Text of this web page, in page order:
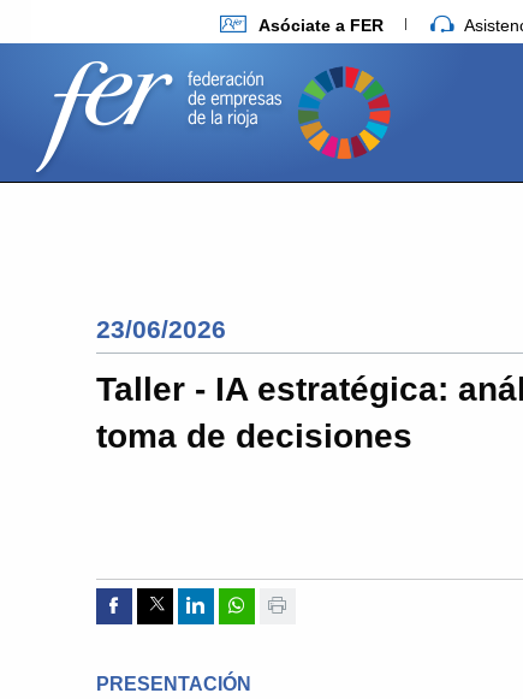
Asóciate a FER
23/06/2026
Taller - IA estratégica:
toma de decisiones
Compartir por Facebook
Compartir por Twitter
Compartir por Linkedin
Compartir por whatsapp
PRESENTACIÓN